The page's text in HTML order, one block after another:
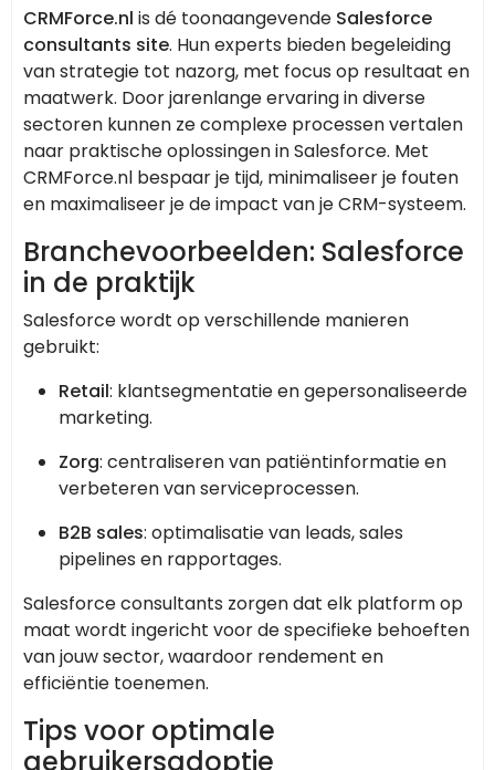
CRMForce.nl is dé toonaangevende Salesforce
consultants site. Hun experts bieden begeleiding
van strategie tot nazorg, met focus op resultaat en
maatwerk. Door jarenlange ervaring in diverse
sectoren kunnen ze complexe processen vertalen
naar praktische oplossingen in Salesforce. Met
CRMForce.nl bespaar je tijd, minimaliseer je fouten
en maximaliseer je de impact van je CRM-systeem.
Branchevoorbeelden: Salesforce
in de praktijk
Salesforce wordt op verschillende manieren
gebruikt:
Retail: klantsegmentatie en gepersonaliseerde
marketing.
Zorg: centraliseren van patiëntinformatie en
verbeteren van serviceprocessen.
B2B sales: optimalisatie van leads, sales
pipelines en rapportages.
Salesforce consultants zorgen dat elk platform op
maat wordt ingericht voor de specifieke behoeften
van jouw sector, waardoor rendement en
efficiëntie toenemen.
Tips voor optimale
gebruikersadoptie